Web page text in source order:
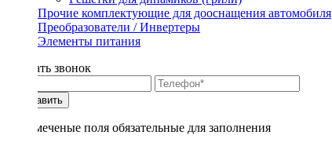
Прочие комплектующие для дооснащения автомобиля
Преобразователи / Инвертеры
Элементы питания
Заказать звонок
Отправить
* - отмеченые поля обязательные для заполнения